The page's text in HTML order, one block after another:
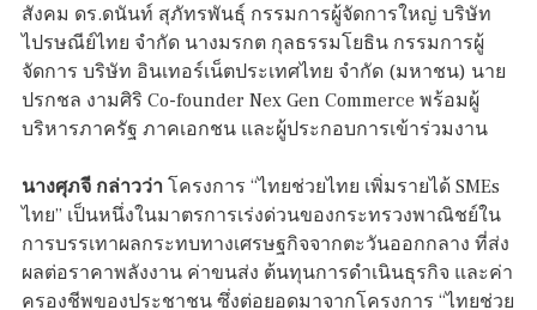
สังคม ดร.ดนันท์ สุภัทรพันธุ์ กรรมการผู้จัดการใหญ่ บริษัท
ไปรษณีย์ไทย จำกัด นางมรกต กุลธรรมโยธิน กรรมการผู้
จัดการ บริษัท อินเทอร์เน็ตประเทศไทย จำกัด (มหาชน) นาย
ปรกชล งามศิริ Co-founder Nex Gen Commerce พร้อมผู้
บริหารภาครัฐ ภาคเอกชน และผู้ประกอบการเข้าร่วมงาน
นางศุภจี กล่าวว่า โครงการ “ไทยช่วยไทย เพิ่มรายได้ SMEs
ไทย” เป็นหนึ่งในมาตรการเร่งด่วนของกระทรวงพาณิชย์ใน
การบรรเทาผลกระทบทางเศรษฐกิจจากตะวันออกกลาง ที่ส่ง
ผลต่อราคาพลังงาน ค่าขนส่ง ต้นทุนการดำเนินธุรกิจ และค่า
ครองชีพของประชาชน ซึ่งต่อยอดมาจากโครงการ “ไทยช่วย